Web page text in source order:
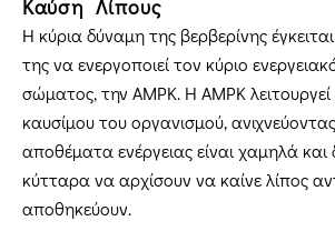
Καύση Λίπους
Η κύρια δύναμη της βερβερίνης
της να ενεργοποιεί τον κύριο
σώματος, την AMPK. Η AMPK λειτουργεί
καυσίμου του οργανισμού,
αποθέματα ενέργειας είναι χαμηλά και
κύτταρα να αρχίσουν να καίνε λίπος
αποθηκεύουν.